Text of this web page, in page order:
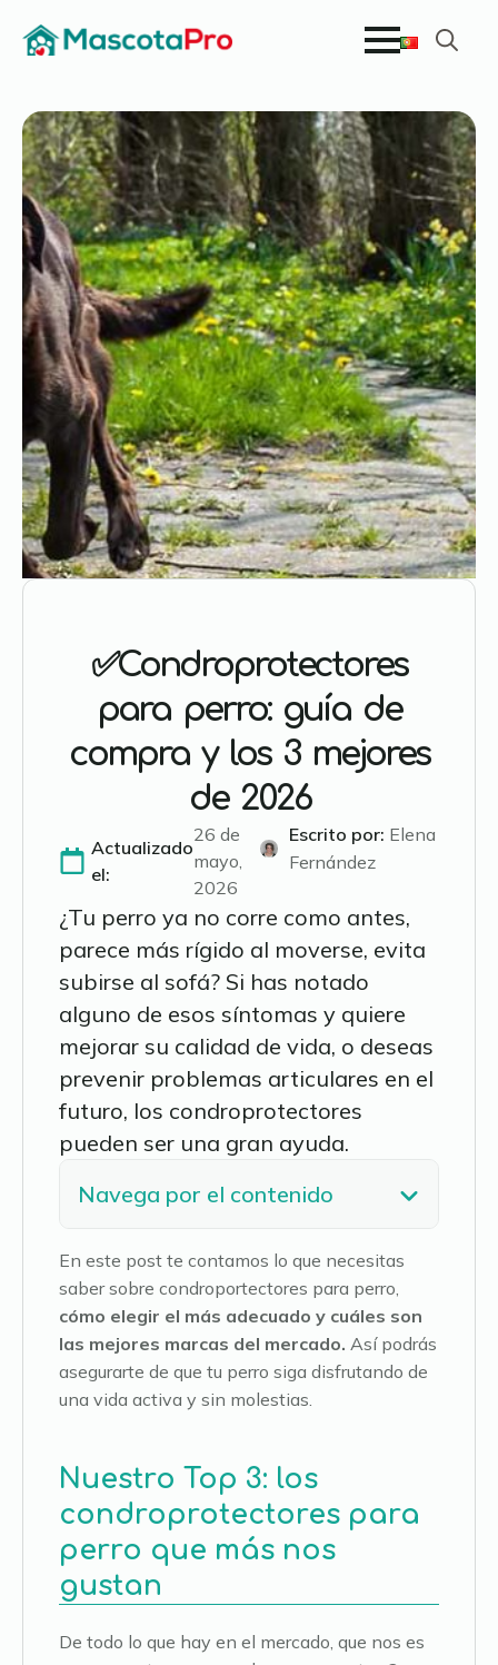
for:
✅Condroprotectores
para perro: guía de
compra y los 3 mejores
de 2026
Actualizado
el:
26 de
mayo,
2026
Escrito por: Elena
Fernández
¿Tu perro ya no corre como antes,
parece más rígido al moverse, evita
subirse al sofá? Si has notado
alguno de esos síntomas y quiere
mejorar su calidad de vida, o deseas
prevenir problemas articulares en el
futuro, los condroprotectores
pueden ser una gran ayuda.
Navega por el contenido
En este post te contamos lo que necesitas
saber sobre condroportectores para perro,
cómo elegir el más adecuado y cuáles son
las mejores marcas del mercado. Así podrás
asegurarte de que tu perro siga disfrutando de
una vida activa y sin molestias.
Nuestro Top 3: los
condroprotectores para
perro que más nos
gustan
De todo lo que hay en el mercado, que nos es